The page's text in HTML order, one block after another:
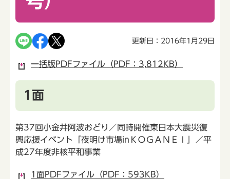
更新日：2016年1月29日
一括版PDFファイル（PDF：3,812KB）
1面
第37回小金井阿波おどり／同時開催東日本大震災復
興応援イベント「夜明け市場inＫＯＧＡＮＥＩ」／平
成27年度非核平和事業
1面PDFファイル（PDF：593KB）